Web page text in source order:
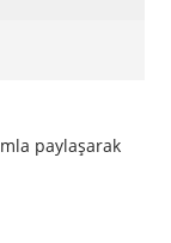
paylaşarak